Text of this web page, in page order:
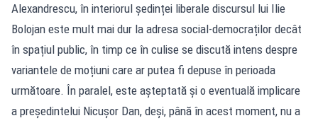
Alexandrescu, în interiorul ședinței liberale discursul lui Ilie
Bolojan este mult mai dur la adresa social-democraților decât
în spațiul public, în timp ce în culise se discută intens despre
variantele de moțiuni care ar putea fi depuse în perioada
următoare. În paralel, este așteptată și o eventuală implicare
a președintelui Nicușor Dan, deși, până în acest moment, nu a